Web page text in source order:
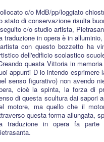
c/o MdB/pp/loggiato
stato di conservazione risulta
c/o studio artista,
traduzione in opera è in
con questo bozzetto ha
dell'edificio scolastico
questa Vittoria in
appunti Ð io intendo esprimere
senso figurativo) non avendo
cioè la spinta, la forza di
di questa scultura dai sapori
motore, ma quello che il
questa forma allungata,
traduzione in opera fa parte